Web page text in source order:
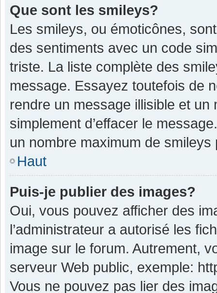
Que sont les smileys?
Les smileys, ou émoticônes,
des sentiments avec un code
triste. La liste complète des
message. Essayez toutefois de
rendre un message illisible et
simplement d’effacer le
un nombre maximum de smileys
Haut
Puis-je publier des images?
Oui, vous pouvez afficher des
l’administrateur a autorisé les
image sur le forum. Autrement,
serveur Web public, exemple:
Vous ne pouvez pas lier des